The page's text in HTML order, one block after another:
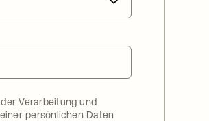
Verarbeitung und
persönlichen Daten